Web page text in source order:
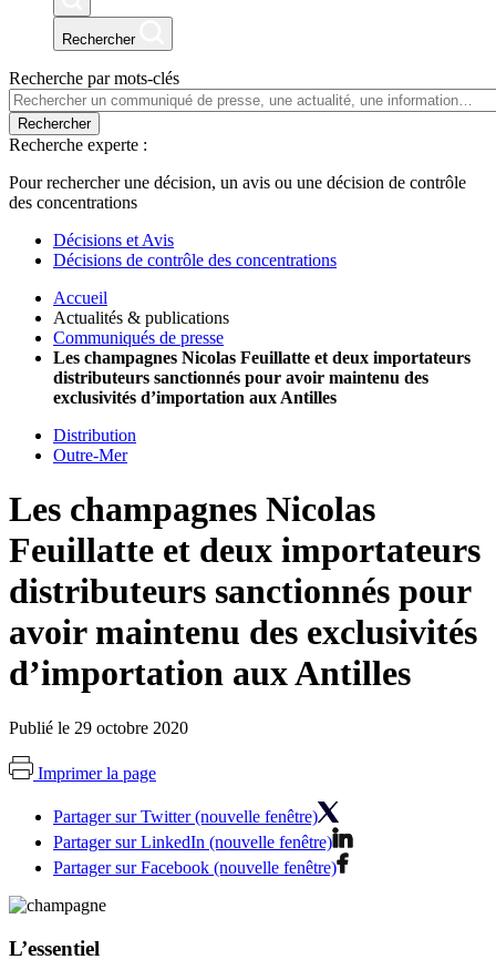
Rechercher
Recherche par mots-clés
Rechercher
Recherche experte :
Pour rechercher une décision, un avis ou une décision de contrôle
des concentrations
Décisions et Avis
Décisions de contrôle des concentrations
Accueil
Actualités & publications
Communiqués de presse
Les champagnes Nicolas Feuillatte et deux importateurs
distributeurs sanctionnés pour avoir maintenu des
exclusivités d’importation aux Antilles
Distribution
Outre-Mer
Les champagnes Nicolas
Feuillatte et deux importateurs
distributeurs sanctionnés pour
avoir maintenu des exclusivités
d’importation aux Antilles
Publié le 29 octobre 2020
Imprimer la page
Partager sur Twitter (nouvelle fenêtre)
Partager sur LinkedIn (nouvelle fenêtre)
Partager sur Facebook (nouvelle fenêtre)
L’essentiel